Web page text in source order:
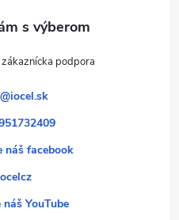
@iocel.sk
náš facebook
YouTube